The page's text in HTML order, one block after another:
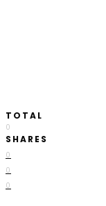
TOTAL
0
SHARES
0
0
0